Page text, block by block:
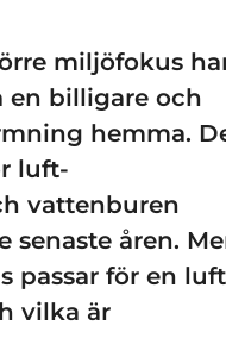
miljöfokus
billigare och
hemma.
luft-
vattenburen
senaste åren.
passar för en
vilka är